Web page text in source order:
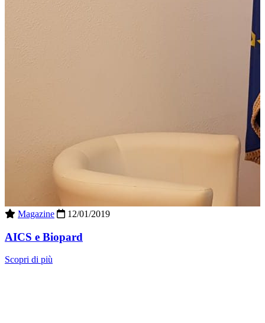
Magazine 12/01/2019
AICS e Biopard
Scopri di più